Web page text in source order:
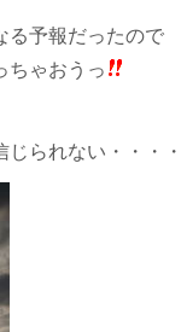
る予報だったので
ちゃおうっ
られない・・・・